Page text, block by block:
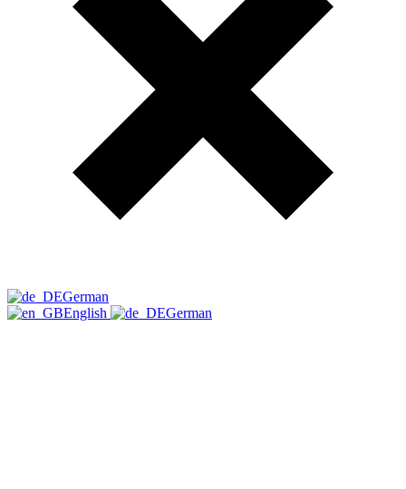
German
English
German